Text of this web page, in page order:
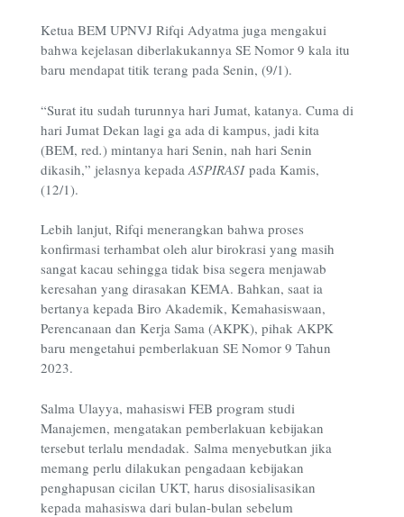
Ketua BEM UPNVJ Rifqi Adyatma juga mengakui
bahwa kejelasan diberlakukannya SE Nomor 9 kala itu
baru mendapat titik terang pada Senin, (9/1).
“Surat itu sudah turunnya hari Jumat, katanya. Cuma di
hari Jumat Dekan lagi ga ada di kampus, jadi kita
(BEM, red.) mintanya hari Senin, nah hari Senin
dikasih,” jelasnya kepada ASPIRASI pada Kamis,
(12/1).
Lebih lanjut, Rifqi menerangkan bahwa proses
konfirmasi terhambat oleh alur birokrasi yang masih
sangat kacau sehingga tidak bisa segera menjawab
keresahan yang dirasakan KEMA. Bahkan, saat ia
bertanya kepada Biro Akademik, Kemahasiswaan,
Perencanaan dan Kerja Sama (AKPK), pihak AKPK
baru mengetahui pemberlakuan SE Nomor 9 Tahun
2023.
Salma Ulayya, mahasiswi FEB program studi
Manajemen, mengatakan pemberlakuan kebijakan
tersebut terlalu mendadak. Salma menyebutkan jika
memang perlu dilakukan pengadaan kebijakan
penghapusan cicilan UKT, harus disosialisasikan
kepada mahasiswa dari bulan-bulan sebelum